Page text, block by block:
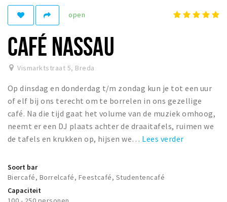
Woonruimte
Inschrijven gemeente
Zorgverzekering
Huisarts en eerste hulp
Q&A
KORTING
Breda Student Shop
Draai aan het rad!
Sport
Nieuws
open
CAFÉ NASSAU
Vismarktstraat 5, Breda
Op dinsdag en donderdag t/m zondag kun je tot een uur
of elf bij ons terecht om te borrelen in ons gezellige
café. Na die tijd gaat het volume van de muziek omhoog,
neemt er een DJ plaats achter de draaitafels, ruimen we
de tafels en krukken op, hijsen we… Lees verder
Soort bar
Biercafé, Borrelcafé, Feestcafé, Studentencafé
Capaciteit